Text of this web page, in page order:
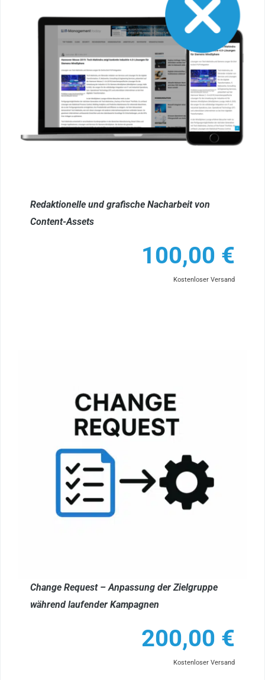
Redaktionelle und grafische Nacharbeit von
Content-Assets
100,00 €
Kostenloser Versand
Change Request – Anpassung der Zielgruppe
während laufender Kampagnen
200,00 €
Kostenloser Versand